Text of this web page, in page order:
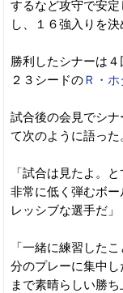
するなど攻守で安
し、１６強入りを決
勝利したシナーは
２３シードのＲ・ホ
試合後の会見でシ
て次のように語った
「試合は見たよ。
非常に低く弾むボ
レッシブな選手だ」
「一緒に練習した
分のプレーに集中
まで素晴らしい勝